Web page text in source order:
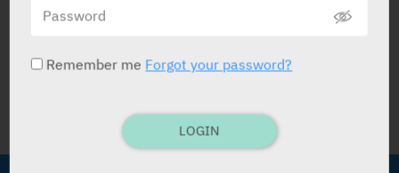
מדיק 08.05.2025
Remember me Forgot your password?
LOGIN